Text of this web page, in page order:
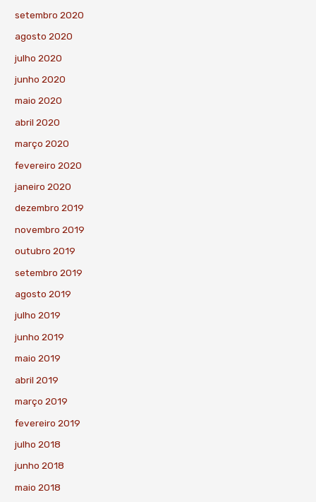
setembro 2020
agosto 2020
julho 2020
junho 2020
maio 2020
abril 2020
março 2020
fevereiro 2020
janeiro 2020
dezembro 2019
novembro 2019
outubro 2019
setembro 2019
agosto 2019
julho 2019
junho 2019
maio 2019
abril 2019
março 2019
fevereiro 2019
julho 2018
junho 2018
maio 2018